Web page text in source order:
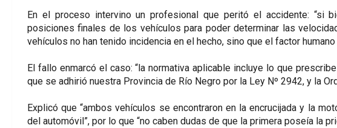
En el proceso intervino un profesional que peritó el accidente: “si
posiciones finales de los vehículos para poder determinar las
vehículos no han tenido incidencia en el hecho, sino que el factor
El fallo enmarcó el caso: “la normativa aplicable incluye lo que
que se adhirió nuestra Provincia de Río Negro por la Ley Nº 2942, y la
Explicó que “ambos vehículos se encontraron en la encrucijada y la
del automóvil”, por lo que “no caben dudas de que la primera poseía la